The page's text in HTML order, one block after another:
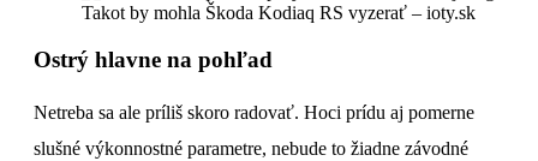
Takot by mohla Škoda Kodiaq RS vyzerať – ioty.sk
Ostrý hlavne na pohľad
Netreba sa ale príliš skoro radovať. Hoci prídu aj pomerne
slušné výkonnostné parametre, nebude to žiadne závodné